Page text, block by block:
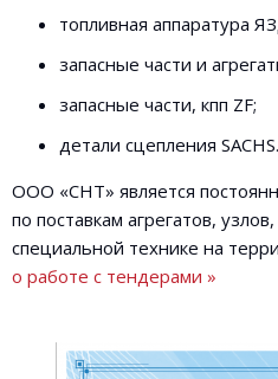
топливная аппаратура
запасные части и
запасные части, кпп ZF;
детали сцепления SACHS.
ООО «СНТ» является
по поставкам агрегатов,
специальной технике на
о работе с тендерами »